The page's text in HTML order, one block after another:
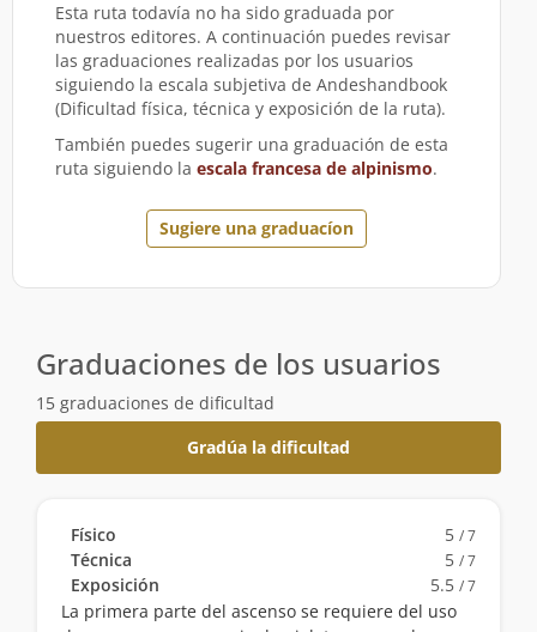
Esta ruta todavía no ha sido graduada por
nuestros editores. A continuación puedes revisar
las graduaciones realizadas por los usuarios
siguiendo la escala subjetiva de Andeshandbook
(Dificultad física, técnica y exposición de la ruta).
También puedes sugerir una graduación de esta
ruta siguiendo la escala francesa de alpinismo.
Sugiere una graduacíon
Graduaciones de los usuarios
15 graduaciones de dificultad
Gradúa la dificultad
Físico 5 / 7
Técnica 5 / 7
Exposición 5.5 / 7
La primera parte del ascenso se requiere del uso